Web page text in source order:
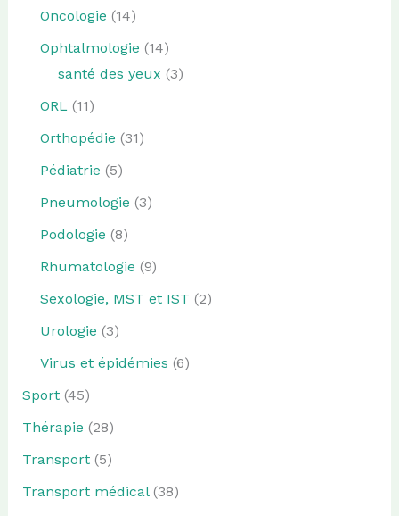
Oncologie (14)
Ophtalmologie (14)
santé des yeux (3)
ORL (11)
Orthopédie (31)
Pédiatrie (5)
Pneumologie (3)
Podologie (8)
Rhumatologie (9)
Sexologie, MST et IST (2)
Urologie (3)
Virus et épidémies (6)
Sport(45)
Thérapie (28)
Transport(5)
Transport médical(38)